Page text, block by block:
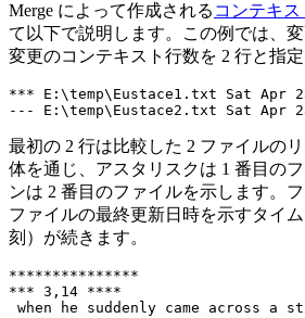
Merge によって作成される コンテキス
て以下で説明します。この例では、
変更のコンテキスト行数を 2 行と指定
*** E:\temp\Eustace1.txt Sat Apr
最初の 2 行は比較した 2 ファイルの
体を通じ、アスタリスクは 1 番目の
ンは 2 番目のファイルを示します。
ファイルの最終更新日時を示すタイ
刻）が続きます。
***************
*** 3,14 ****
when he suddenly came across a